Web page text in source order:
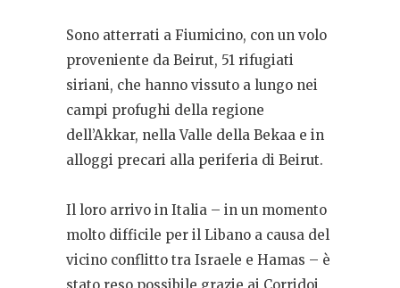
Sono atterrati a Fiumicino, con un volo
proveniente da Beirut, 51 rifugiati
siriani, che hanno vissuto a lungo nei
campi profughi della regione
dell’Akkar, nella Valle della Bekaa e in
alloggi precari alla periferia di Beirut.
Il loro arrivo in Italia – in un momento
molto difficile per il Libano a causa del
vicino conflitto tra Israele e Hamas – è